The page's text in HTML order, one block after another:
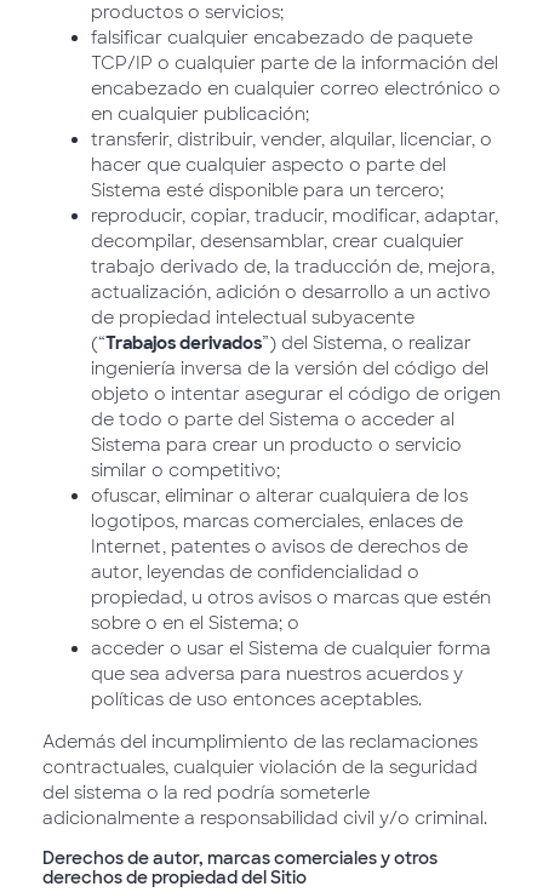
productos o servicios;
falsificar cualquier encabezado de paquete
TCP/IP o cualquier parte de la información del
encabezado en cualquier correo electrónico o
en cualquier publicación;
transferir, distribuir, vender, alquilar, licenciar, o
hacer que cualquier aspecto o parte del
Sistema esté disponible para un tercero;
reproducir, copiar, traducir, modificar, adaptar,
decompilar, desensamblar, crear cualquier
trabajo derivado de, la traducción de, mejora,
actualización, adición o desarrollo a un activo
de propiedad intelectual subyacente
(“Trabajos derivados”) del Sistema, o realizar
ingeniería inversa de la versión del código del
objeto o intentar asegurar el código de origen
de todo o parte del Sistema o acceder al
Sistema para crear un producto o servicio
similar o competitivo;
ofuscar, eliminar o alterar cualquiera de los
logotipos, marcas comerciales, enlaces de
Internet, patentes o avisos de derechos de
autor, leyendas de confidencialidad o
propiedad, u otros avisos o marcas que estén
sobre o en el Sistema; o
acceder o usar el Sistema de cualquier forma
que sea adversa para nuestros acuerdos y
políticas de uso entonces aceptables.
Además del incumplimiento de las reclamaciones
contractuales, cualquier violación de la seguridad
del sistema o la red podría someterle
adicionalmente a responsabilidad civil y/o criminal.
Derechos de autor, marcas comerciales y otros
derechos de propiedad del Sitio